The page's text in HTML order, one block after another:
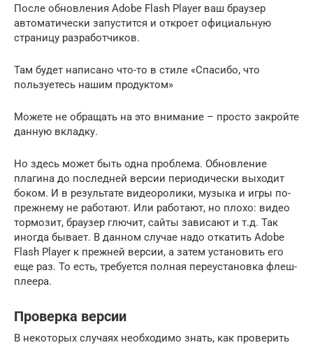
После обновления Adobe Flash Player ваш браузер
автоматически запустится и откроет официальную
страницу разработчиков.
Там будет написано что-то в стиле «Спасибо, что
пользуетесь нашим продуктом»
Можете не обращать на это внимание – просто закройте
данную вкладку.
Но здесь может быть одна проблема. Обновление
плагина до последней версии периодически выходит
боком. И в результате видеоролики, музыка и игры по-
прежнему не работают. Или работают, но плохо: видео
тормозит, браузер глючит, сайты зависают и т.д. Так
иногда бывает. В данном случае надо откатить Adobe
Flash Player к прежней версии, а затем установить его
еще раз. То есть, требуется полная переустановка флеш-
плеера.
Проверка версии
В некоторых случаях необходимо знать, как проверить